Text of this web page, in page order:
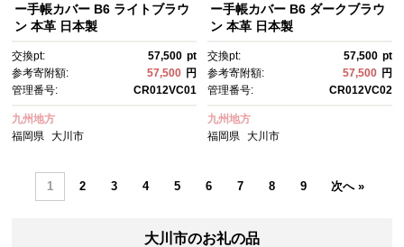
ー手帳カバー B6 ライトブラウ
ン 本革 日本製
交換pt: 57,500 pt
参考寄附額:
57,500 円
管理番号:
CR012VC01
九州地方
福岡県
大川市
ー手帳カバー B6 ダークブラウ
ン 本革 日本製
交換pt: 57,500 pt
参考寄附額:
57,500 円
管理番号:
CR012VC02
九州地方
福岡県 大川市
1 2 3 4 5 6 7 8 9 次へ »
大川市のお礼の品